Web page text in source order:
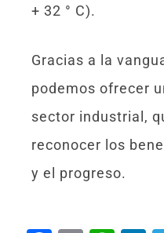
+ 32 ° C).
Gracias a la
podemos ofrecer
sector industrial,
reconocer los
y el progreso.